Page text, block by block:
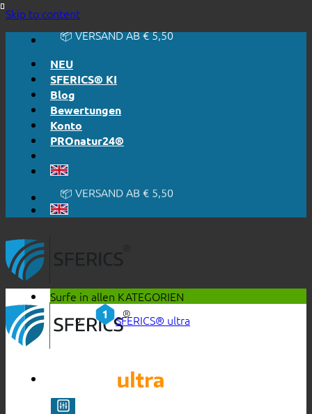
Skip to content🔆 EHRLICH. TRANSPARENT.
📦 VERSAND AB € 5,50
NEU
SFERICS® KI
Blog
Bewertungen
Konto
PROnatur24®
🔆 EINFACH. FUNKTIONIERT.
🔆 EHRLICH. TRANSPARENT.
📦 VERSAND AB € 5,50
🔖 KAUF AUF RECHNUNG
Surfe in allen KATEGORIEN
SFERICS® ultra